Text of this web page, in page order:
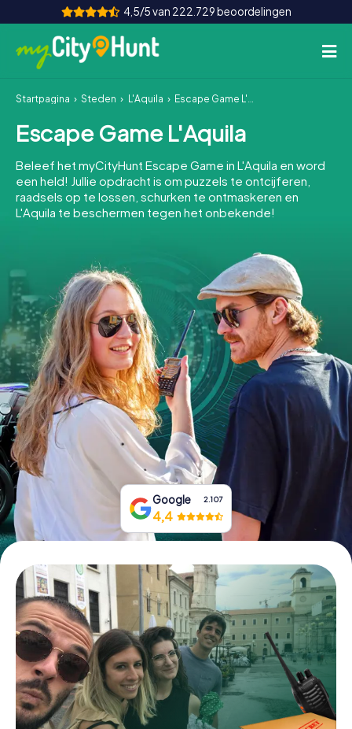
4,5/5 van 222.729 beoordelingen
Hoe het werkt
Steden
Tours
Teamevenement
INT AT CH
DE
ES
FR UK
IE
IT
NL
Boek tickets
Koop cadeaubonnen
Startpagina Steden L'Aquila Escape Game L'Aquila
Escape Game L'Aquila
Beleef het myCityHunt Escape Game in L'Aquila en word
een held! Jullie opdracht is om puzzels te ontcijferen,
raadsels op te lossen, schurken te ontmaskeren en
L'Aquila te beschermen tegen het onbekende!
Google 2.107
4,4